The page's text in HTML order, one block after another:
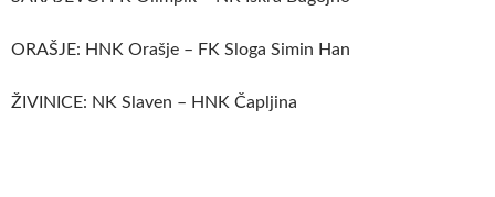
ORAŠJE: HNK Orašje – FK Sloga Simin Han
ŽIVINICE: NK Slaven – HNK Čapljina